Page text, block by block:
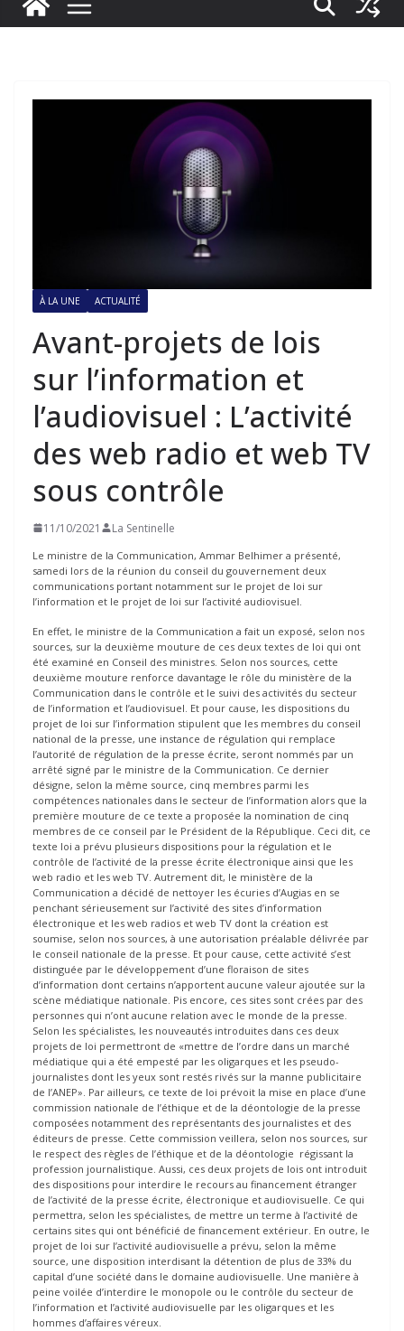
À LA UNE ACTUALITÉ
Avant-projets de lois
sur l’information et
l’audiovisuel : L’activité
des web radio et web TV
sous contrôle
11/10/2021 La Sentinelle
Le ministre de la Communication, Ammar Belhimer a présenté,
samedi lors de la réunion du conseil du gouvernement deux
communications portant notamment sur le projet de loi sur
l’information et le projet de loi sur l’activité audiovisuel.
En effet, le ministre de la Communication a fait un exposé, selon nos
sources, sur la deuxième mouture de ces deux textes de loi qui ont
été examiné en Conseil des ministres. Selon nos sources, cette
deuxième mouture renforce davantage le rôle du ministère de la
Communication dans le contrôle et le suivi des activités du secteur
de l’information et l’audiovisuel. Et pour cause, les dispositions du
projet de loi sur l’information stipulent que les membres du conseil
national de la presse, une instance de régulation qui remplace
l’autorité de régulation de la presse écrite, seront nommés par un
arrêté signé par le ministre de la Communication. Ce dernier
désigne, selon la même source, cinq membres parmi les
compétences nationales dans le secteur de l’information alors que la
première mouture de ce texte a proposée la nomination de cinq
membres de ce conseil par le Président de la République. Ceci dit, ce
texte loi a prévu plusieurs dispositions pour la régulation et le
contrôle de l’activité de la presse écrite électronique ainsi que les
web radio et les web TV. Autrement dit, le ministère de la
Communication a décidé de nettoyer les écuries d’Augias en se
penchant sérieusement sur l’activité des sites d’information
électronique et les web radios et web TV dont la création est
soumise, selon nos sources, à une autorisation préalable délivrée par
le conseil nationale de la presse. Et pour cause, cette activité s’est
distinguée par le développement d’une floraison de sites
d’information dont certains n’apportent aucune valeur ajoutée sur la
scène médiatique nationale. Pis encore, ces sites sont crées par des
personnes qui n’ont aucune relation avec le monde de la presse.
Selon les spécialistes, les nouveautés introduites dans ces deux
projets de loi permettront de «mettre de l’ordre dans un marché
médiatique qui a été empesté par les oligarques et les pseudo-
journalistes dont les yeux sont restés rivés sur la manne publicitaire
de l’ANEP». Par ailleurs, ce texte de loi prévoit la mise en place d’une
commission nationale de l’éthique et de la déontologie de la presse
composées notamment des représentants des journalistes et des
éditeurs de presse. Cette commission veillera, selon nos sources, sur
le respect des règles de l’éthique et de la déontologie régissant la
profession journalistique. Aussi, ces deux projets de lois ont introduit
des dispositions pour interdire le recours au financement étranger
de l’activité de la presse écrite, électronique et audiovisuelle. Ce qui
permettra, selon les spécialistes, de mettre un terme à l’activité de
certains sites qui ont bénéficié de financement extérieur. En outre, le
projet de loi sur l’activité audiovisuelle a prévu, selon la même
source, une disposition interdisant la détention de plus de 33% du
capital d’une société dans le domaine audiovisuelle. Une manière à
peine voilée d’interdire le monopole ou le contrôle du secteur de
l’information et l’activité audiovisuelle par les oligarques et les
hommes d’affaires véreux.